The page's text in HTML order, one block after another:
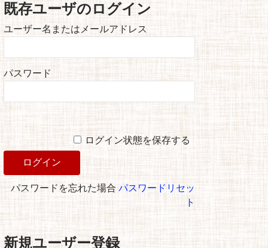
既存ユーザのログイン
ユーザー名またはメールアドレス
パスワード
ログイン状態を保存する
パスワードを忘れた場合パスワードリセッ
ト
新規ユーザー登録